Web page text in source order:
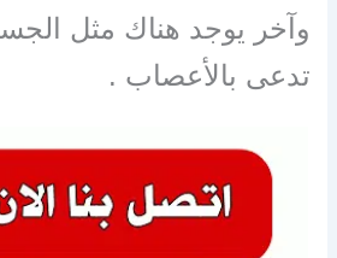
وآخر يوجد هناك مثل
تدعى بالأعصاب .